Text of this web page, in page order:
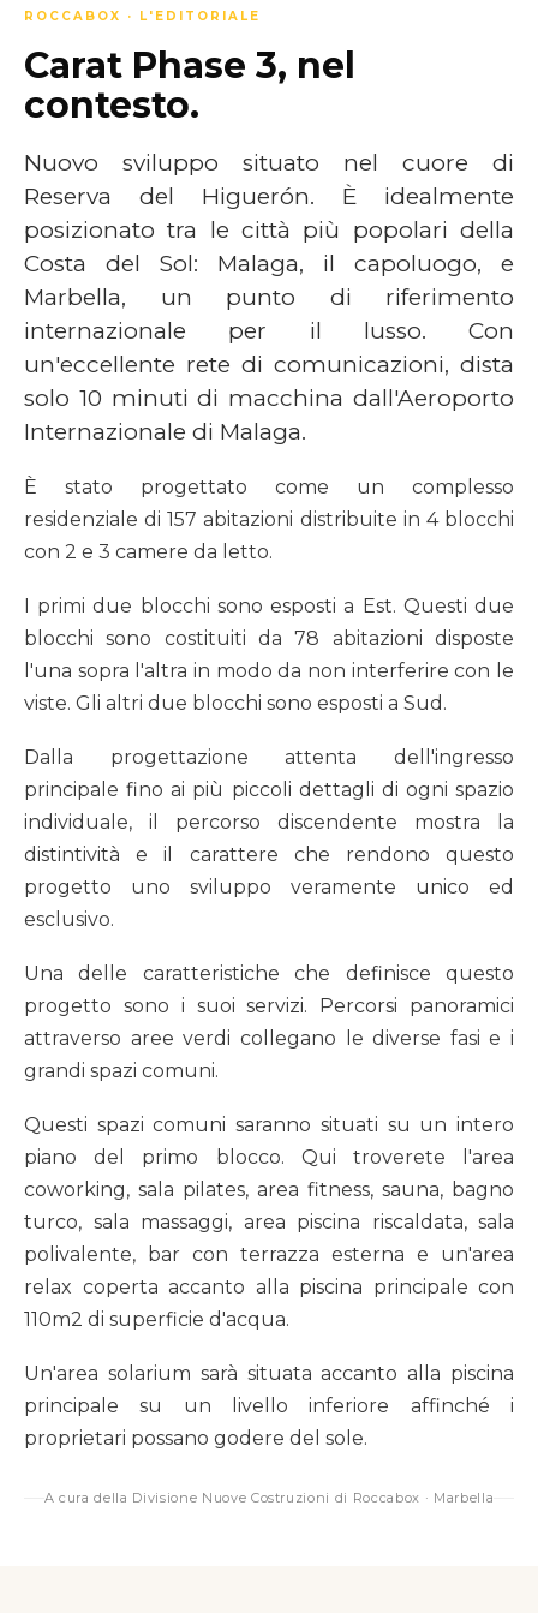
ROCCABOX · L'EDITORIALE
Carat Phase 3, nel
contesto.
Nuovo sviluppo situato nel cuore di
Reserva del Higuerón. È idealmente
posizionato tra le città più popolari della
Costa del Sol: Malaga, il capoluogo, e
Marbella, un punto di riferimento
internazionale per il lusso. Con
un'eccellente rete di comunicazioni, dista
solo 10 minuti di macchina dall'Aeroporto
Internazionale di Malaga.
È stato progettato come un complesso
residenziale di 157 abitazioni distribuite in 4 blocchi
con 2 e 3 camere da letto.
I primi due blocchi sono esposti a Est. Questi due
blocchi sono costituiti da 78 abitazioni disposte
l'una sopra l'altra in modo da non interferire con le
viste. Gli altri due blocchi sono esposti a Sud.
Dalla progettazione attenta dell'ingresso
principale fino ai più piccoli dettagli di ogni spazio
individuale, il percorso discendente mostra la
distintività e il carattere che rendono questo
progetto uno sviluppo veramente unico ed
esclusivo.
Una delle caratteristiche che definisce questo
progetto sono i suoi servizi. Percorsi panoramici
attraverso aree verdi collegano le diverse fasi e i
grandi spazi comuni.
Questi spazi comuni saranno situati su un intero
piano del primo blocco. Qui troverete l'area
coworking, sala pilates, area fitness, sauna, bagno
turco, sala massaggi, area piscina riscaldata, sala
polivalente, bar con terrazza esterna e un'area
relax coperta accanto alla piscina principale con
110m2 di superficie d'acqua.
Un'area solarium sarà situata accanto alla piscina
principale su un livello inferiore affinché i
proprietari possano godere del sole.
A cura della Divisione Nuove Costruzioni di Roccabox · Marbella